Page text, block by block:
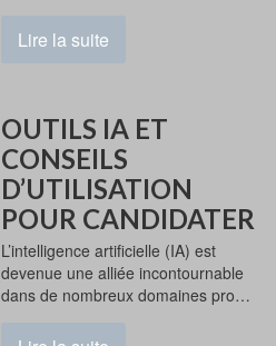
Lire la suite
OUTILS IA ET
CONSEILS
D’UTILISATION
POUR CANDIDATER
L’intelligence artificielle (IA) est
devenue une alliée incontournable
dans de nombreux domaines pro…